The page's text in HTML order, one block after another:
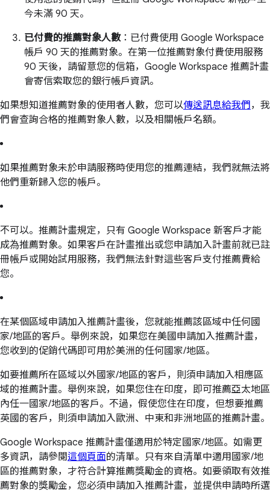
今未滿 90 天。
已付費的推薦對象人數：已付費使用 Google Workspace
帳戶 90 天的推薦對象。在第一位推薦對象付費使用服務
90 天後，請留意您的信箱，Google Workspace 推薦計畫
會寄信索取您的銀行帳戶資訊。
如果想知道推薦對象的使用者人數，您可以傳送訊息給我們 ，我
們會查詢合格的推薦對象人數，以及相關帳戶名額。
如果推薦對象未於申請服務時使用您的推薦連結，我們就無法將
他們重新歸入您的帳戶。
不可以。推薦計畫規定，只有 Google Workspace 新客戶才能
成為推薦對象。如果客戶在計畫推出或您申請加入計畫前就已註
冊帳戶或開始試用服務，我們無法針對這些客戶支付推薦費給
您。
在某個區域申請加入推薦計畫後，您就能推薦該區域中任何國
家/地區的客戶。舉例來說，如果您在美國申請加入推薦計畫，
您收到的促銷代碼即可用於美洲的任何國家/地區。
如要推薦所在區域以外國家/地區的客戶，則須申請加入相應區
域的推薦計畫。舉例來說，如果您住在印度，即可推薦亞太地區
內任一國家/地區的客戶。不過，假使您住在印度，但想要推薦
英國的客戶，則須申請加入歐洲、中東和非洲地區的推薦計畫。
Google Workspace 推薦計畫僅適用於特定國家/地區。如需更
多資訊，請參閱這個頁面的清單。只有來自清單中適用國家/地
區的推薦對象，才符合計算推薦獎勵金的資格。如要領取有效推
薦對象的獎勵金，您必須申請加入推薦計畫，並提供申請時所選